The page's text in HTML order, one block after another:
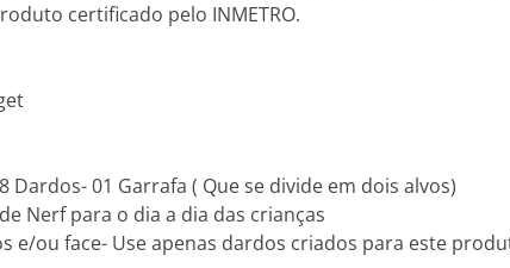
certificado pelo INMETRO.
Dardos- 01 Garrafa ( Que se divide em dois alvos)
Nerf para o dia a dia das crianças
e/ou face- Use apenas dardos criados para este